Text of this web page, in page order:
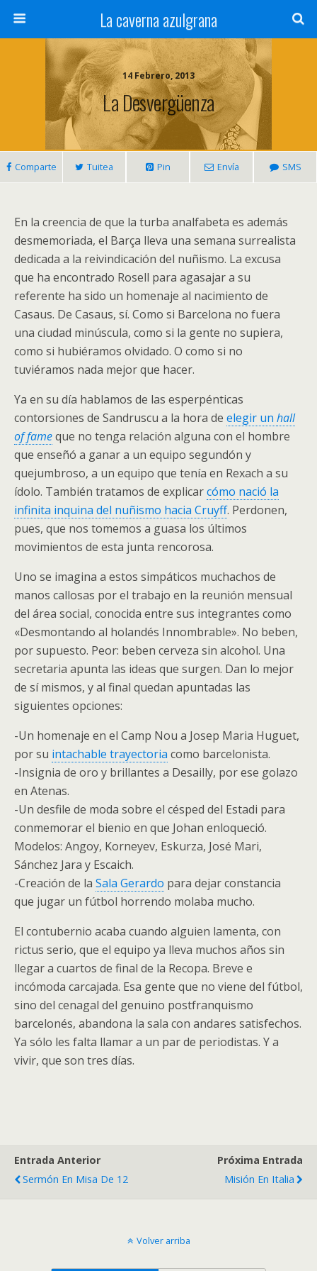
La caverna azulgrana
14 Febrero, 2013
La Desvergüenza
Comparte Tuitea Pin Envía SMS
En la creencia de que la turba analfabeta es además
desmemoriada, el Barça lleva una semana surrealista
dedicada a la reivindicación del nuñismo. La excusa
que ha encontrado Rosell para agasajar a su
referente ha sido un homenaje al nacimiento de
Casaus. De Casaus, sí. Como si Barcelona no fuera
una ciudad minúscula, como si la gente no supiera,
como si hubiéramos olvidado. O como si no
tuviéramos nada mejor que hacer.
Ya en su día hablamos de las esperpénticas
contorsiones de Sandruscu a la hora de elegir un hall
of fameque no tenga relación alguna con el hombre
que enseñó a ganar a un equipo segundón y
quejumbroso, a un equipo que tenía en Rexach a su
ídolo. También tratamos de explicarcómo nació la
infinita inquina del nuñismo hacia Cruyff. Perdonen,
pues, que nos tomemos a guasa los últimos
movimientos de esta junta rencorosa.
Uno se imagina a estos simpáticos muchachos de
manos callosas por el trabajo en la reunión mensual
del área social, conocida entre sus integrantes como
«Desmontando al holandés Innombrable». No beben,
por supuesto. Peor: beben cerveza sin alcohol. Una
secretaria apunta las ideas que surgen. Dan lo mejor
de sí mismos, y al final quedan apuntadas las
siguientes opciones:
-Un homenaje en el Camp Nou a Josep Maria Huguet,
por su intachable trayectoria como barcelonista.
-Insignia de oro y brillantes a Desailly, por ese golazo
en Atenas.
-Un desfile de moda sobre el césped del Estadi para
conmemorar el bienio en que Johan enloqueció.
Modelos: Angoy, Korneyev, Eskurza, José Mari,
Sánchez Jara y Escaich.
-Creación de la Sala Gerardo para dejar constancia
que jugar un fútbol horrendo molaba mucho.
El contubernio acaba cuando alguien lamenta, con
rictus serio, que el equipo ya lleva muchos años sin
llegar a cuartos de final de la Recopa. Breve e
incómoda carcajada. Esa gente que no viene del fútbol,
sino del cenagal del genuino postfranquismo
barcelonés, abandona la sala con andares satisfechos.
Ya sólo les falta llamar a un par de periodistas. Y a
vivir, que son tres días.
Entrada Anterior
Sermón En Misa De 12
Próxima Entrada
Misión En Italia
Volver arriba